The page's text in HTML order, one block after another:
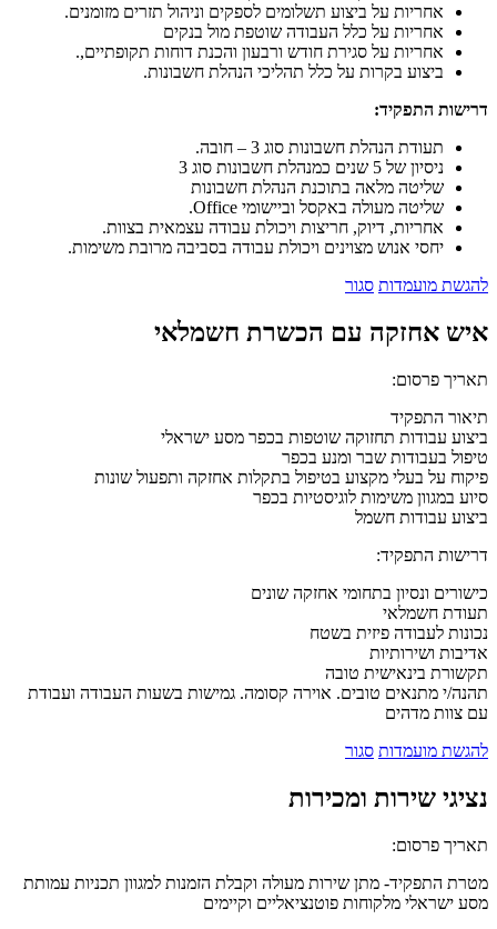
אחריות על ביצוע תשלומים לספקים וניהול תזרים מזומנים.
אחריות על כלל העבודה שוטפת מול בנקים
אחריות על סגירת חודש ורבעון והכנת דוחות תקופתיים,.
ביצוע בקרות על כלל תהליכי הנהלת חשבונות.
דרישות התפקיד:
תעודת הנהלת חשבונות סוג 3 – חובה.
ניסיון של 5 שנים כמנהלת חשבונות סוג 3
שליטה מלאה בתוכנת הנהלת חשבונות
שליטה מעולה באקסל וביישומי Office.
אחריות, דיוק, חריצות ויכולת עבודה עצמאית בצוות.
יחסי אנוש מצוינים ויכולת עבודה בסביבה מרובת משימות.
להגשת מועמדות סגור
איש אחזקה עם הכשרת חשמלאי
תאריך פרסום:
תיאור התפקיד
ביצוע עבודות תחזוקה שוטפות בכפר מסע ישראלי
טיפול בעבודות שבר ומנע בכפר
פיקוח על בעלי מקצוע בטיפול בתקלות אחזקה ותפעול שונות
סיוע במגוון משימות לוגיסטיות בכפר
ביצוע עבודות חשמל
דרישות התפקיד:
כישורים ונסיון בתחומי אחזקה שונים
תעודת חשמלאי
נכונות לעבודה פיזית בשטח
אדיבות ושירותיות
תקשורת בינאישית טובה
תהנה/י מתנאים טובים. אוירה קסומה. גמישות בשעות העבודה ועבודת
עם צוות מדהים
להגשת מועמדות סגור
נציגי שירות ומכירות
תאריך פרסום:
מטרת התפקיד- מתן שירות מעולה וקבלת הזמנות למגוון תכניות עמותת
מסע ישראלי מלקוחות פוטנציאליים וקיימים